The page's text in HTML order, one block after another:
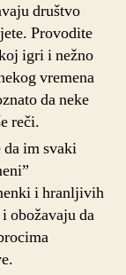
društvo
Provodite
igri i nežno
vremena
da neke
reči.
da im svaki
i hranljivih
obožavaju da